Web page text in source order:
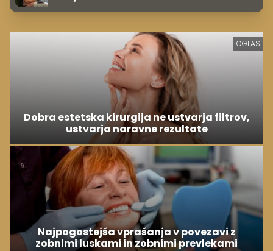
OGLAS
Dobra estetska kirurgija ne ustvarja filtrov,
ustvarja naravne rezultate
Najpogostejša vprašanja v povezavi z
zobnimi luskami in zobnimi prevlekami